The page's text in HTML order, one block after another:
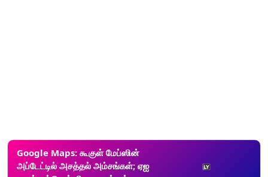
Google Maps: கூகுள் மேப்ஸின்
அப்டேட்டில் அசத்தல் அம்சங்கள்; ஏஐ